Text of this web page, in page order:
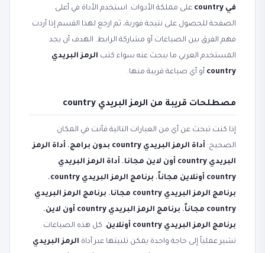
في country
على مملكة الأدوات. استخدم الأداة في أعلى
الصفحة للحصول على نتيجة فورية، ثم ارجع لهذا القسم إذا أردت
فهم الفرق بين الصياغات أو مشاركة الرابط. الهدف أن يجد
المستخدم العربي ما يبحث عنه سواء كتب الرمز البريدي
country أو أي صياغة قريبة منها.
مصطلحات قريبة من الرمز البريدي country
إذا كنت تبحث عن أي من العبارات التالية فأنت في المكان
الصحيح: أداة الرمز البريدي country بدون برامج ، أداة الرمز
البريدي country أون لاين مجانا
، أداة الرمز البريدي
country أونلاين مجاناً
، برنامج الرمز البريدي country
،
برنامج الرمز البريدي country مجانا
، برنامج الرمز البريدي
country مجاناً
، برنامج الرمز البريدي country أون لاين
،
برنامج الرمز البريدي country أونلاين
. كل هذه الصياغات
تشير عملياً إلى حاجة واحدة يمكن تلبيتها عبر أداة الرمز البريدي